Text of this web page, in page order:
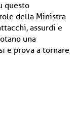
questo
della Ministra
assurdi e
una
e prova a tornare